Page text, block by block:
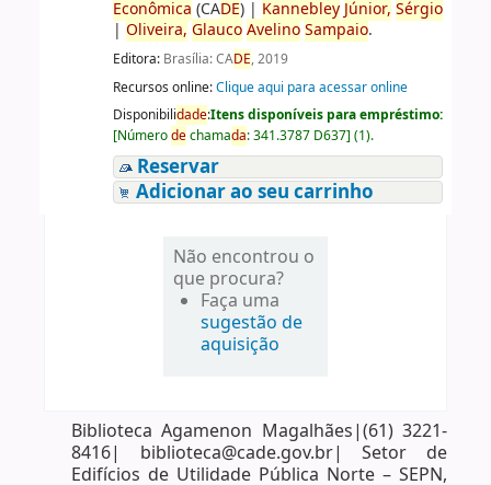
Econômica (CADE)| Kannebley Júnior, Sérgio
| Oliveira, Glauco Avelino Sampaio.
Editora: Brasília: CADE, 2019
Recursos online:Clique aqui para acessar online
Disponibilidade:Itens disponíveis para empréstimo:
[Númerodechamada:341.3787 D637] (1).
Reservar
Adicionar ao seu carrinho
Não encontrou o
que procura?
Faça uma
sugestão de
aquisição
Biblioteca Agamenon Magalhães|(61) 3221-
8416| biblioteca@cade.gov.br| Setor de
Edifícios de Utilidade Pública Norte – SEPN,